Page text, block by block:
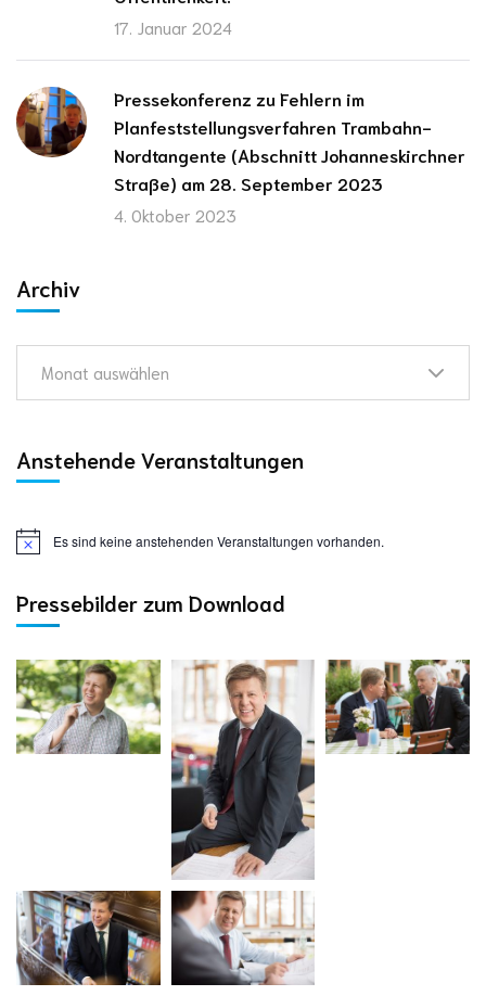
17. Januar 2024
Pressekonferenz zu Fehlern im
Planfeststellungsverfahren Trambahn-
Nordtangente (Abschnitt Johanneskirchner
Straße) am 28. September 2023
4. Oktober 2023
Archiv
Monat auswählen
Anstehende Veranstaltungen
Es sind keine anstehenden Veranstaltungen vorhanden.
Pressebilder zum Download